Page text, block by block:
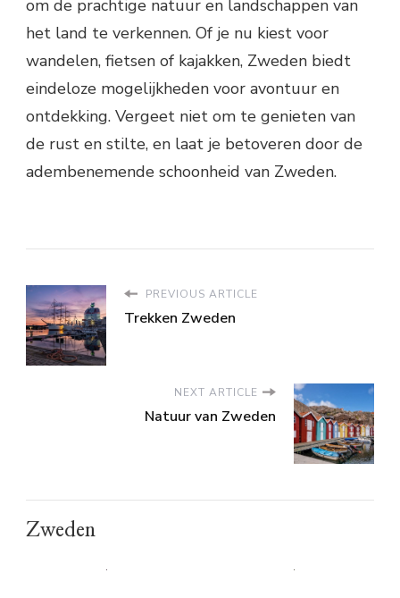
om de prachtige natuur en landschappen van
het land te verkennen. Of je nu kiest voor
wandelen, fietsen of kajakken, Zweden biedt
eindeloze mogelijkheden voor avontuur en
ontdekking. Vergeet niet om te genieten van
de rust en stilte, en laat je betoveren door de
adembenemende schoonheid van Zweden.
PREVIOUS ARTICLE
Trekken Zweden
NEXT ARTICLE
Natuur van Zweden
Zweden